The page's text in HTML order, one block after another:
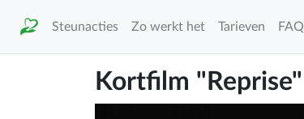
Steunacties Zo werkt het Tarieven FAQ
Kortfilm "Reprise"